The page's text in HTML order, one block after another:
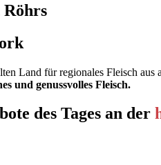
Röhrs
Land für regionales Fleisch aus
und genussvolles Fleisch.
des Tages an der